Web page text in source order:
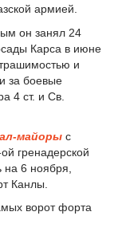
армией.
он занял 24
Карса в июне
и
за боевые
4 ст. и Св.
майоры с
гренадерской
6 ноября,
Канлы.
ворот форта